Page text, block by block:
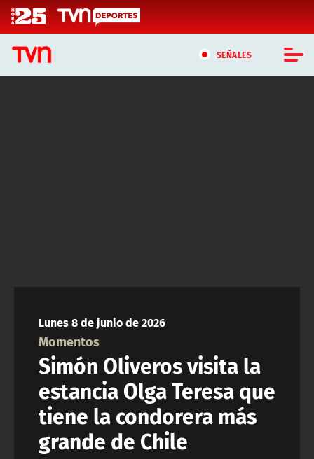
Click acá para ir directamente al contenido
SEÑALES
ACTUALIDAD Y TENDENCIAS
CORPORATIVO Y TRANSPARENCIA
CANAL DE DENUNCIAS
ÁREA DE PROYECTOS
Lunes 8 de junio de 2026
Momentos
Simón Oliveros visita la
estancia Olga Teresa que
tiene la condorera más
grande de Chile